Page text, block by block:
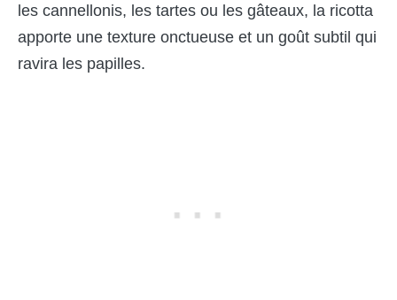
les cannellonis, les tartes ou les gâteaux, la ricotta
apporte une texture onctueuse et un goût subtil qui
ravira les papilles.